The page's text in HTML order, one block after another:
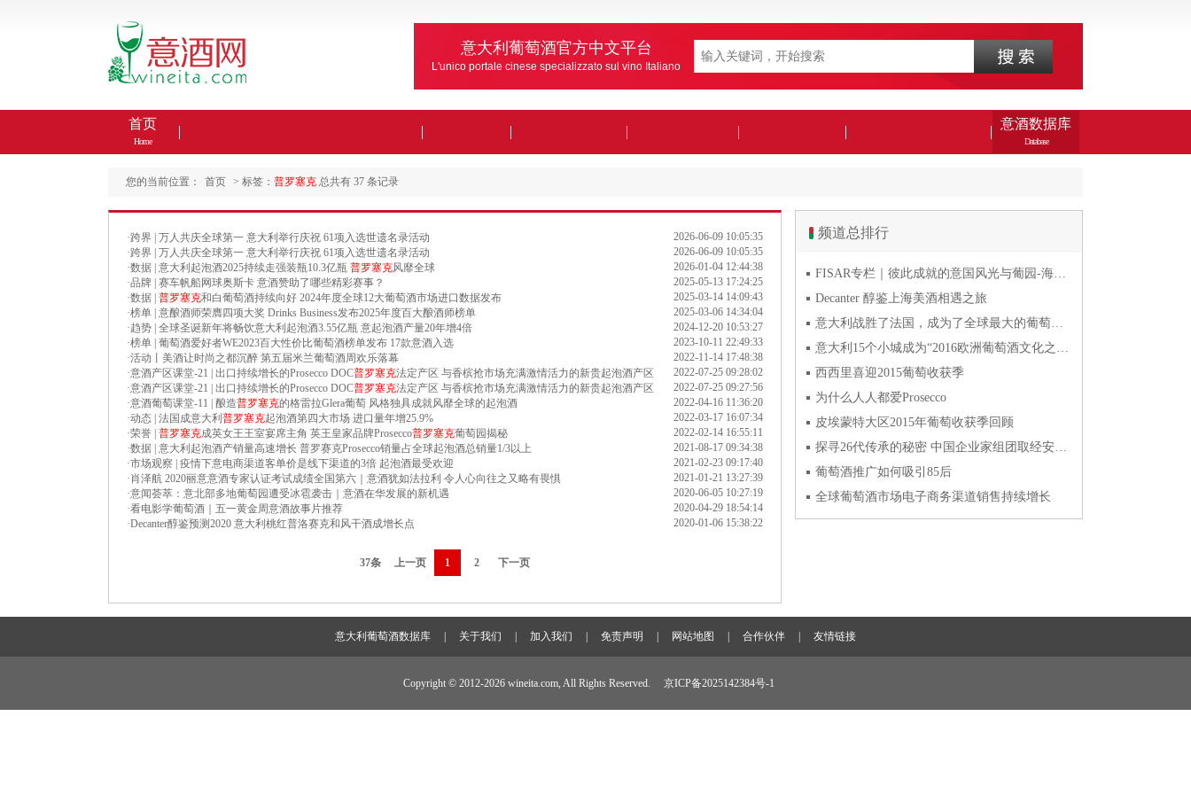
意大利葡萄酒官方中文平台
L'unico portale cinese specializzato sul vino Italiano
首页
Home
意酒数据库
Database
您的当前位置： 首页 > 标签： 普罗塞克 总共有 37 条记录
2026-06-09 10:05:35
·跨界 | 万人共庆全球第一 意大利举行庆祝 61项入选世遗名录活动
2026-06-09 10:05:35
·跨界 | 万人共庆全球第一 意大利举行庆祝 61项入选世遗名录活动
2026-01-04 12:44:38
·数据 | 意大利起泡酒2025持续走强装瓶10.3亿瓶 普罗塞克风靡全球
2025-05-13 17:24:25
·品牌 | 赛车帆船网球奥斯卡 意酒赞助了哪些精彩赛事？
2025-03-14 14:09:43
·数据 | 普罗塞克和白葡萄酒持续向好 2024年度全球12大葡萄酒市场进口数据发布
2025-03-06 14:34:04
·榜单 | 意酿酒师荣膺四项大奖 Drinks Business发布2025年度百大酿酒师榜单
2024-12-20 10:53:27
·趋势 | 全球圣诞新年将畅饮意大利起泡酒3.55亿瓶 意起泡酒产量20年增4倍
2023-10-11 22:49:33
·榜单 | 葡萄酒爱好者WE2023百大性价比葡萄酒榜单发布 17款意酒入选
2022-11-14 17:48:38
·活动丨美酒让时尚之都沉醉 第五届米兰葡萄酒周欢乐落幕
2022-07-25 09:28:02
·意酒产区课堂-21 | 出口持续增长的Prosecco DOC普罗塞克法定产区 与香槟抢市场充满激情活力的新贵起泡酒产区
2022-07-25 09:27:56
·意酒产区课堂-21 | 出口持续增长的Prosecco DOC普罗塞克法定产区 与香槟抢市场充满激情活力的新贵起泡酒产区
2022-04-16 11:36:20
·意酒葡萄课堂-11 | 酿造普罗塞克的格雷拉Glera葡萄 风格独具成就风靡全球的起泡酒
2022-03-17 16:07:34
·动态 | 法国成意大利 普罗塞克起泡酒第四大市场 进口量年增25.9%
2022-02-14 16:55:11
·荣誉 | 普罗塞克成英女王王室宴席主角 英王皇家品牌Prosecco普罗塞克葡萄园揭秘
2021-08-17 09:34:38
·数据 | 意大利起泡酒产销量高速增长 普罗赛克Prosecco销量占全球起泡酒总销量1/3以上
2021-02-23 09:17:40
·市场观察 | 疫情下意电商渠道客单价是线下渠道的3倍 起泡酒最受欢迎
2021-01-21 13:27:39
·肖泽航 2020丽意意酒专家认证考试成绩全国第六｜意酒犹如法拉利 令人心向往之又略有畏惧
2020-06-05 10:27:19
·意闻荟萃：意北部多地葡萄园遭受冰雹袭击｜意酒在华发展的新机遇
2020-04-29 18:54:14
·看电影学葡萄酒｜五一黄金周意酒故事片推荐
2020-01-06 15:38:22
·Decanter醇鉴预测2020 意大利桃红普洛赛克和风干酒成增长点
37条 上一页 1 2 下一页
频道总排行
FISAR专栏｜彼此成就的意国风光与葡园-海风与火山淬炼的潘
Decanter 醇鉴上海美酒相遇之旅
意大利战胜了法国，成为了全球最大的葡萄酒生产国
意大利15个小城成为“2016欧洲葡萄酒文化之都”
西西里喜迎2015葡萄收获季
为什么人人都爱Prosecco
皮埃蒙特大区2015年葡萄收获季回顾
探寻26代传承的秘密 中国企业家组团取经安东尼世家
葡萄酒推广如何吸引85后
全球葡萄酒市场电子商务渠道销售持续增长
意大利葡萄酒数据库 关于我们 加入我们 免责声明 网站地图 合作伙伴 友情链接
Copyright © 2012-2026 wineita.com, All Rights Reserved. 京ICP备2025142384号-1